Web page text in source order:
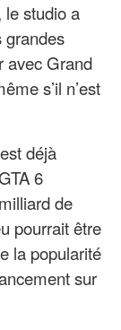
le studio a
grandes
avec Grand
s’il n’est
déjà
6
de
pourrait être
la popularité
sur